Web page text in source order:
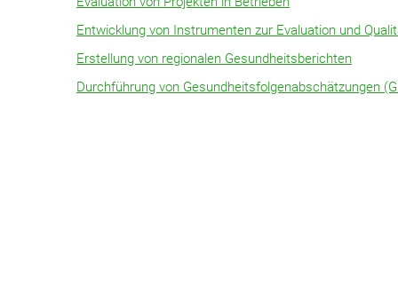
Entwicklung von Instrumenten zur Evaluation und
Erstellung von regionalen Gesundheitsberichten
Durchführung von Gesundheitsfolgenabschätzungen